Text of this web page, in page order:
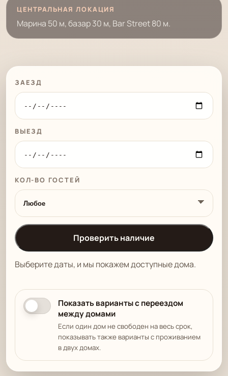
ЦЕНТРАЛЬНАЯ ЛОКАЦИЯ
Марина 50 м, базар 30 м, Bar Street 80 м.
ЗАЕЗД
ВЫЕЗД
КОЛ-ВО ГОСТЕЙ
Проверить наличие
Выберите даты, и мы покажем доступные дома.
Показать варианты с переездом
между домами
Если один дом не свободен на весь срок,
показывать также варианты с проживанием
в двух домах.